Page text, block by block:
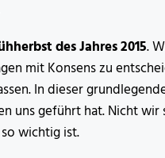
des Jahres 2015.
mit Konsens zu
In dieser
uns geführt hat. Nicht
wichtig ist.